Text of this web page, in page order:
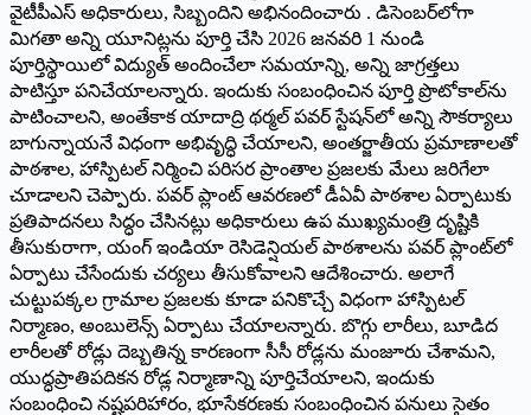
వైటీపీఎస్‌ అధికారులు, సిబ్బందిని అభినందించారు . డిసెంబర్‌లోగా
మిగతా అన్ని యూనిట్లను పూర్తి చేసి 2026 జనవరి 1 నుండి
పూర్తిస్థాయిలో విద్యుత్‌ అందించేలా సమయాన్ని, అన్ని జాగ్రత్తలు
పాటిస్తూ పనిచేయాలన్నారు. ఇందుకు సంబంధించిన పూర్తి ప్రొటోకాల్‌ను
పాటించాలని, అంతేకాక యాదాద్రి థర్మల్‌ పవర్‌ స్టేషన్‌లో అన్ని సౌకర్యాలు
బాగున్నాయనే విధంగా అభివృద్ధి చేయాలని, అంతర్జాతీయ ప్రమాణాలతో
పాఠశాల, హాస్పిట‌ల్‌ నిర్మించి పరిసర ప్రాంతాల ప్రజలకు మేలు జరిగేలా
చూడాలని చెప్పారు. పవర్‌ ప్లాంట్‌ ఆవరణలో డీఏవీ పాఠశాల ఏర్పాటుకు
ప్రతిపాదనలు సిద్ధం చేసినట్లు అధికారులు ఉప ముఖ్యమంత్రి దృష్టికి
తీసుకురాగా, యంగ్‌ ఇండియా రెసిడెన్షియల్‌ పాఠశాలను పవర్‌ ప్లాంట్‌లో
ఏర్పాటు చేసేందుకు చర్యలు తీసుకోవాలని ఆదేశించారు. అలాగే
చుట్టుపక్కల గ్రామాల ప్రజలకు కూడా పనికొచ్చే విధంగా హాస్పిటల్‌
నిర్మాణం, అంబులెన్స్‌ ఏర్పాటు చేయాలన్నారు. బొగ్గు లారీలు, బూడిద
లారీలతో రోడ్లు దెబ్బతిన్న కారణంగా సీసీ రోడ్లను మంజూరు చేశామని,
యుద్ధప్రాతిపదికన రోడ్ల నిర్మాణాన్ని పూర్తిచేయాలని, ఇందుకు
సంబంధించి నష్టపరిహారం, భూసేకరణకు సంబంధించిన పనులు సైతం